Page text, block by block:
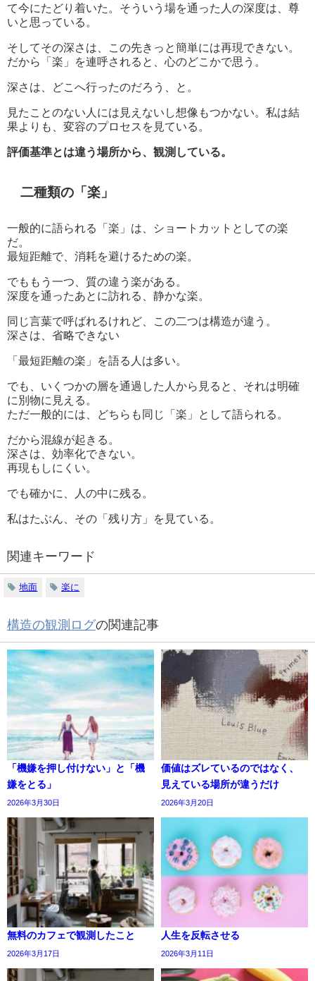
て今にたどり着いた。そういう場を通った人の深度は、尊
いと思っている。
そしてその深さは、この先きっと簡単には再現できない。
だから「楽」を連呼されると、心のどこかで思う。
深さは、どこへ行ったのだろう、と。
見たことのない人には見えないし想像もつかない。私は結
果よりも、変容のプロセスを見ている。
評価基準とは違う場所から、観測している。
二種類の「楽」
一般的に語られる「楽」は、ショートカットとしての楽
だ。
最短距離で、消耗を避けるための楽。
でももう一つ、質の違う楽がある。
深度を通ったあとに訪れる、静かな楽。
同じ言葉で呼ばれるけれど、この二つは構造が違う。
深さは、省略できない
「最短距離の楽」を語る人は多い。
でも、いくつかの層を通過した人から見ると、それは明確
に別物に見える。
ただ一般的には、どちらも同じ「楽」として語られる。
だから混線が起きる。
深さは、効率化できない。
再現もしにくい。
でも確かに、人の中に残る。
私はたぶん、その「残り方」を見ている。
関連キーワード
地面 楽に
構造の観測ログの関連記事
「機嫌を押し付けない」と「機
嫌をとる」
2026年3月30日
価値はズレているのではなく、
見えている場所が違うだけ
2026年3月20日
無料のカフェで観測したこと
2026年3月17日
人生を反転させる
2026年3月11日